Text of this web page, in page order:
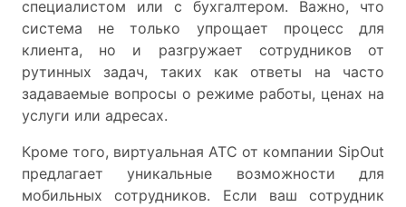
специалистом или с бухгалтером. Важно, что
система не только упрощает процесс для
клиента, но и разгружает сотрудников от
рутинных задач, таких как ответы на часто
задаваемые вопросы о режиме работы, ценах на
услуги или адресах.
Кроме того, виртуальная АТС от компании SipOut
предлагает уникальные возможности для
мобильных сотрудников. Если ваш сотрудник